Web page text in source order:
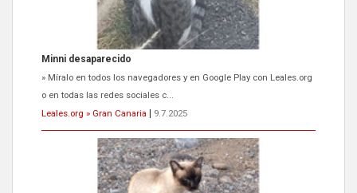
Siami Perdida
Se llama Siami,es hembra de 4 años,esterilizada con marca de
oreja,cariñosa,mimosa pero miedosa,e...
Leales.org » Gran Canaria
9.7.2025